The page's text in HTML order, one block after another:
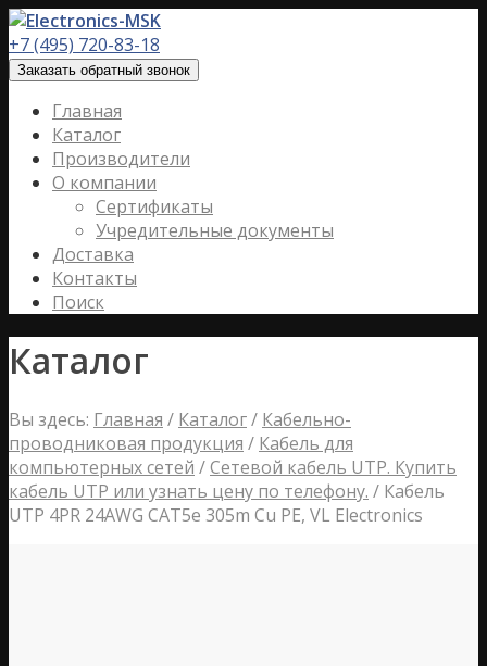
+7 (495) 720-83-18
Заказать обратный звонок
Главная
Каталог
Производители
О компании
Сертификаты
Учредительные документы
Доставка
Контакты
Поиск
Каталог
Вы здесь: Главная / Каталог/ Кабельно-
проводниковая продукция / Кабель для
компьютерных сетей /Сетевой кабель UTP. Купить
кабель UTP или узнать цену по телефону. / Кабель
UTP 4PR 24AWG CAT5е 305m Cu PE, VL Electronics